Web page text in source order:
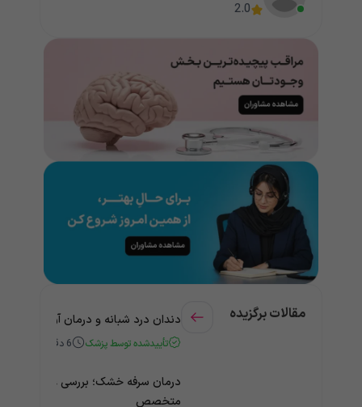
2.0
مقالات برگزیده دندان درد شبانه و درمان آن +
تأییدشده توسط پزشک 6 دقیقه
درمان سرفه خشک؛ بررسی علت و
متخصص